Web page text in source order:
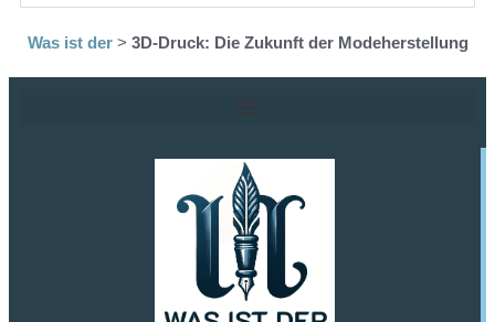
Was ist der> 3D-Druck: Die Zukunft der Modeherstellung